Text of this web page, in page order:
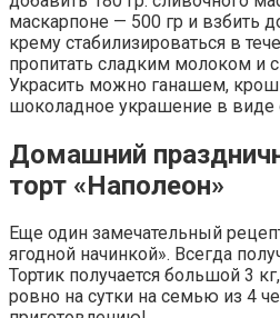
маскарпоне — 500 гр и взбить
крему стабилизироваться в
пропитать сладким молоком и
Украсить можно ганашем,
шоколадное украшение в виде
Домашний
торт «Наполеон»
Еще один замечательный
ягодной начинкой». Всегда
Тортик получается большой 3
ровно на сутки на семью из 4